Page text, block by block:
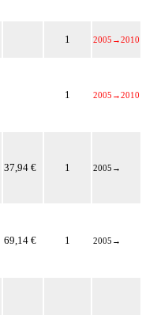
1 2005 →2010
1 2005 →2010
37,94 € 1 2005 →
69,14 € 1 2005 →